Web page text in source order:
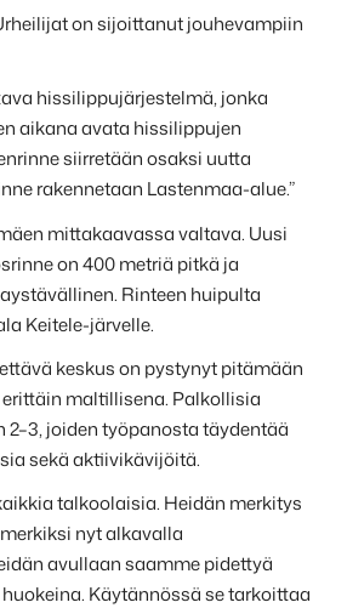
on sijoittanut jouhevampiin
hissilippujärjestelmä, jonka
aikana avata hissilippujen
siirretään osaksi uutta
rakennetaan Lastenmaa-alue.”
mittakaavassa valtava. Uusi
on 400 metriä pitkä ja
Rinteen huipulta
Keitele-järvelle.
keskus on pystynyt pitämään
maltillisena. Palkollisia
joiden työpanosta täydentää
sekä aktiivikävijöitä.
talkoolaisia. Heidän merkitys
nyt alkavalla
avullaan saamme pidettyä
Käytännössä se tarkoittaa